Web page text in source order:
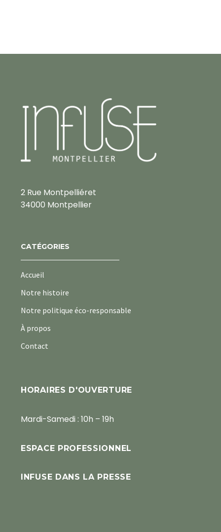
2 Rue Montpelliéret
34000 Montpellier
CATÉGORIES
Accueil
Notre histoire
Notre politique éco-responsable
À propos
Contact
HORAIRES D'OUVERTURE
Mardi-Samedi : 10h – 19h
ESPACE PROFESSIONNEL
INFUSE DANS LA PRESSE